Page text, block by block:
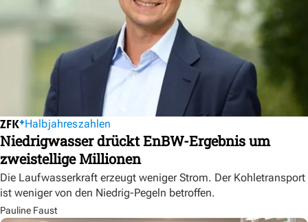
Halbjahreszahlen
Niedrigwasser drückt EnBW-Ergebnis um
zweistellige Millionen
Die Laufwasserkraft erzeugt weniger Strom. Der Kohletransport
ist weniger von den Niedrig-Pegeln betroffen.
Pauline Faust